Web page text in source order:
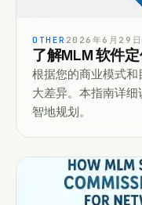
OTHER 2026年6月29日
了解MLM 软件
根据您的商业模式
大差异。本指南详
智地规划。